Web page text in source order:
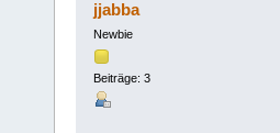
jjabba
Newbie
Beiträge: 3